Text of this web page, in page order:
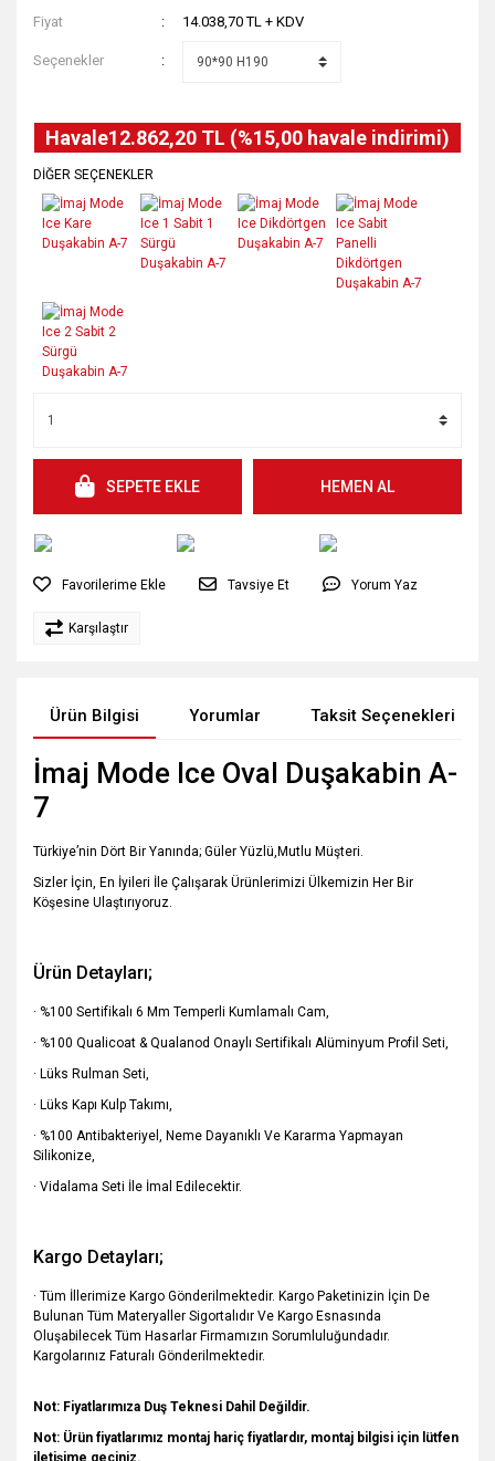
Fiyat
14.038,70 TL + KDV
Seçenekler
Havale12.862,20 TL (%15,00 havale indirimi)
DİĞER SEÇENEKLER
SEPETE EKLE HEMEN AL
Tavsiye Et Yorum Yaz
Karşılaştır
Ürün Bilgisi Yorumlar Taksit Seçenekleri
İmaj Mode Ice Oval Duşakabin A-
7
Türkiye’nin Dört Bir Yanında; Güler Yüzlü,Mutlu Müşteri.
Sizler İçin, En İyileri İle Çalışarak Ürünlerimizi Ülkemizin Her Bir
Köşesine Ulaştırıyoruz.
Ürün Detayları;
· %100 Sertifikalı 6 Mm Temperli Kumlamalı Cam,
· %100 Qualicoat & Qualanod Onaylı Sertifikalı Alüminyum Profil Seti,
· Lüks Rulman Seti,
· Lüks Kapı Kulp Takımı,
· %100 Antibakteriyel, Neme Dayanıklı Ve Kararma Yapmayan
Silikonize,
· Vidalama Seti İle İmal Edilecektir.
Kargo Detayları;
· Tüm İllerimize Kargo Gönderilmektedir. Kargo Paketinizin İçin De
Bulunan Tüm Materyaller Sigortalıdır Ve Kargo Esnasında
Oluşabilecek Tüm Hasarlar Firmamızın Sorumluluğundadır.
Kargolarınız Faturalı Gönderilmektedir.
Not: Fiyatlarımıza Duş Teknesi Dahil Değildir.
Not: Ürün fiyatlarımız montaj hariç fiyatlardır, montaj bilgisi için lütfen
iletişime geçiniz.